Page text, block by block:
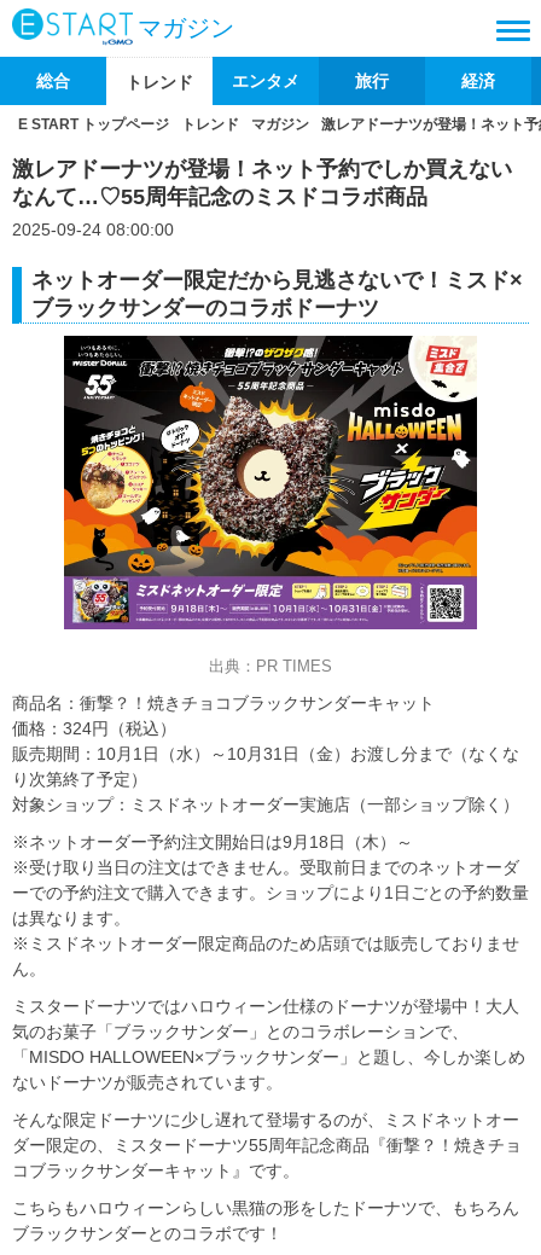
マガジン
総合 トレンド エンタメ 旅行 経済
E START トップページ トレンド マガジン 激レアドーナツが登場！ネット
激レアドーナツが登場！ネット予約でしか買えない
なんて…♡55周年記念のミスドコラボ商品
2025-09-24 08:00:00
ネットオーダー限定だから見逃さないで！ミスド×
ブラックサンダーのコラボドーナツ
出典：PR TIMES
商品名：衝撃？！焼きチョコブラックサンダーキャット
価格：324円（税込）
販売期間：10月1日（水）～10月31日（金）お渡し分まで（なくな
り次第終了予定）
対象ショップ：ミスドネットオーダー実施店（一部ショップ除く）
※ネットオーダー予約注文開始日は9月18日（木）～
※受け取り当日の注文はできません。受取前日までのネットオーダ
ーでの予約注文で購入できます。ショップにより1日ごとの予約数量
は異なります。
※ミスドネットオーダー限定商品のため店頭では販売しておりませ
ん。
ミスタードーナツではハロウィーン仕様のドーナツが登場中！大人
気のお菓子「ブラックサンダー」とのコラボレーションで、
「MISDO HALLOWEEN×ブラックサンダー」と題し、今しか楽しめ
ないドーナツが販売されています。
そんな限定ドーナツに少し遅れて登場するのが、ミスドネットオー
ダー限定の、ミスタードーナツ55周年記念商品『衝撃？！焼きチョ
コブラックサンダーキャット』です。
こちらもハロウィーンらしい黒猫の形をしたドーナツで、もちろん
ブラックサンダーとのコラボです！